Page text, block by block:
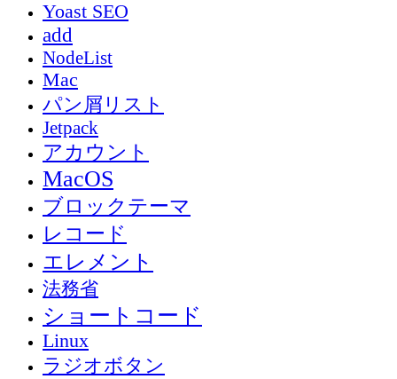
Yoast SEO
add
NodeList
Mac
パン屑リスト
Jetpack
アカウント
MacOS
ブロックテーマ
レコード
エレメント
法務省
ショートコード
Linux
ラジオボタン